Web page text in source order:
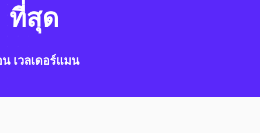
ที่สุด
เวลเดอร์แมน